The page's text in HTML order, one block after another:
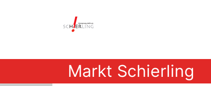
Markt Schierling